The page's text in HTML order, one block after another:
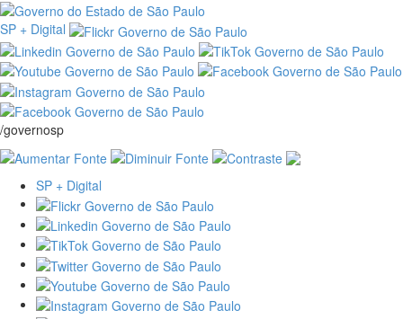
SP + Digital
/governosp
SP + Digital